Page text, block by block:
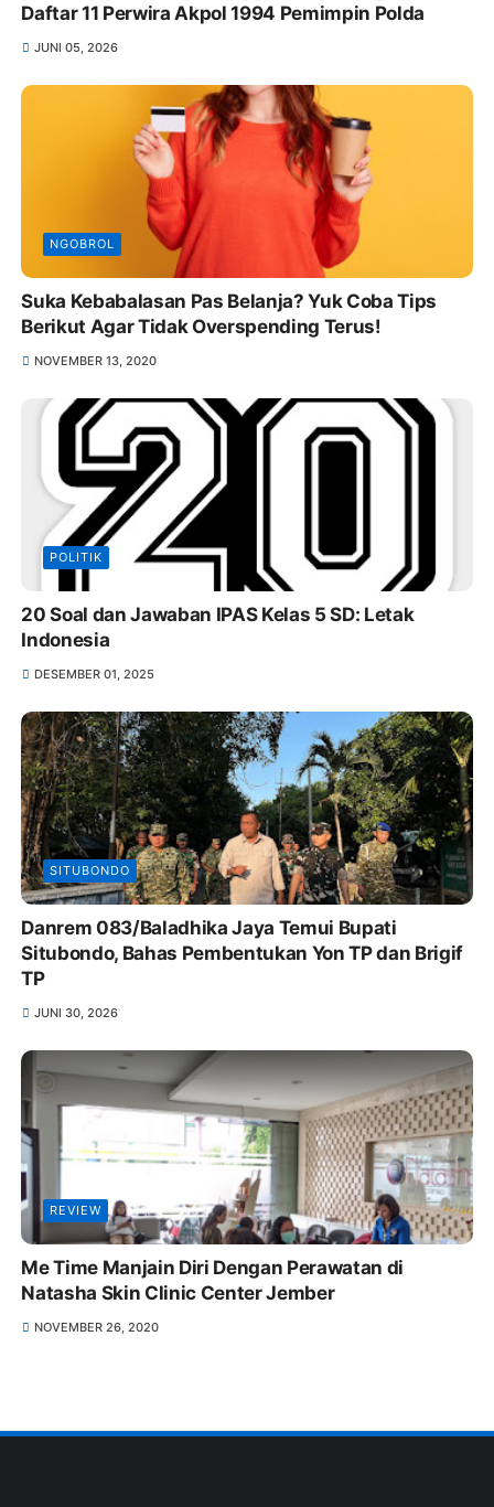
Daftar 11 Perwira Akpol 1994 Pemimpin Polda
JUNI 05, 2026
NGOBROL
Suka Kebabalasan Pas Belanja? Yuk Coba Tips
Berikut Agar Tidak Overspending Terus!
NOVEMBER 13, 2020
POLITIK
20 Soal dan Jawaban IPAS Kelas 5 SD: Letak
Indonesia
DESEMBER 01, 2025
SITUBONDO
Danrem 083/Baladhika Jaya Temui Bupati
Situbondo, Bahas Pembentukan Yon TP dan Brigif
TP
JUNI 30, 2026
REVIEW
Me Time Manjain Diri Dengan Perawatan di
Natasha Skin Clinic Center Jember
NOVEMBER 26, 2020